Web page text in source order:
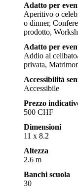
Adatto per
Aperitivo o
o dinner,
prodotto,
Adatto per
Addio al
privata,
Accessibilità
Accessibile
Prezzo
500 CHF
Dimensioni
11 x 8.2
Altezza
2.6 m
Banchi scuola
30